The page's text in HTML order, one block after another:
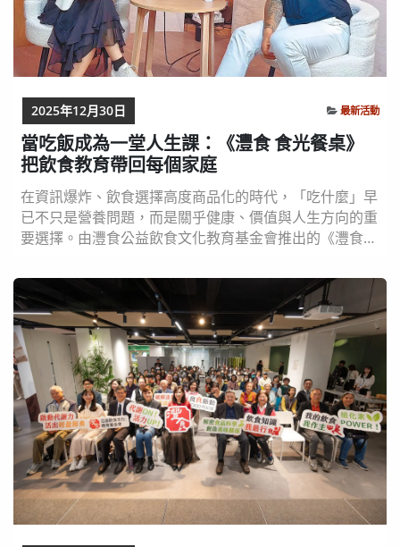
當吃飯成為一堂人生課：《灃食 食光餐桌》
把飲食教育帶回每個家庭
在資訊爆炸、飲食選擇高度商品化的時代，「吃什麼」早
已不只是營養問題，而是關乎健康、價值與人生方向的重
要選擇。由灃食公益飲食文化教育基金會推出的《灃食
為社會定義「吃」的意義，也為家庭開啟一場溫柔而深刻
的公共對話。 《灃食 食光餐桌》由灃食公益飲食文化教
育基金會董事長暨執行長林芳燕主持，節目核心結合「
食品科學、家庭教育、人生故事 」，邀請來自...
2025年12月30日 最新活動